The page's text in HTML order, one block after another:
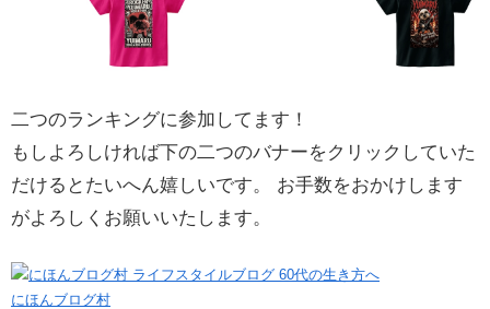
二つのランキングに参加してます！
もしよろしければ下の二つのバナーをクリックしていた
だけるとたいへん嬉しいです。 お手数をおかけします
がよろしくお願いいたします。
にほんブログ村